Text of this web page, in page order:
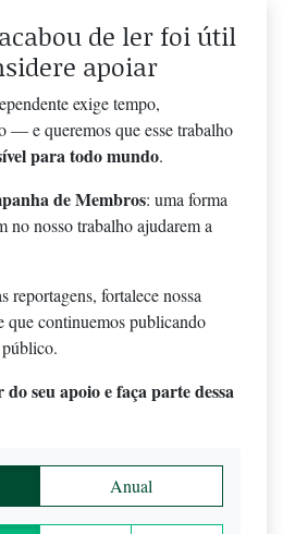
de ler foi útil
apoiar
exige tempo,
— e queremos que esse trabalho
para todo mundo.
de Membros: uma forma
no nosso trabalho ajudarem a
reportagens, fortalece nossa
que continuemos publicando
seu apoio e faça parte dessa
Anual